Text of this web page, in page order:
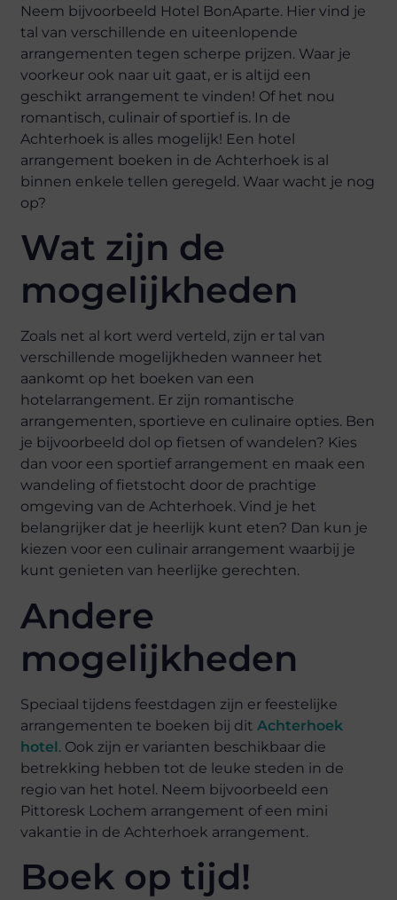
Neem bijvoorbeeld Hotel BonAparte. Hier vind je
tal van verschillende en uiteenlopende
arrangementen tegen scherpe prijzen. Waar je
voorkeur ook naar uit gaat, er is altijd een
geschikt arrangement te vinden! Of het nou
romantisch, culinair of sportief is. In de
Achterhoek is alles mogelijk! Een hotel
arrangement boeken in de Achterhoek is al
binnen enkele tellen geregeld. Waar wacht je nog
op?
Wat zijn de
mogelijkheden
Zoals net al kort werd verteld, zijn er tal van
verschillende mogelijkheden wanneer het
aankomt op het boeken van een
hotelarrangement. Er zijn romantische
arrangementen, sportieve en culinaire opties. Ben
je bijvoorbeeld dol op fietsen of wandelen? Kies
dan voor een sportief arrangement en maak een
wandeling of fietstocht door de prachtige
omgeving van de Achterhoek. Vind je het
belangrijker dat je heerlijk kunt eten? Dan kun je
kiezen voor een culinair arrangement waarbij je
kunt genieten van heerlijke gerechten.
Andere
mogelijkheden
Speciaal tijdens feestdagen zijn er feestelijke
arrangementen te boeken bij ditAchterhoek
hotel. Ook zijn er varianten beschikbaar die
betrekking hebben tot de leuke steden in de
regio van het hotel. Neem bijvoorbeeld een
Pittoresk Lochem arrangement of een mini
vakantie in de Achterhoek arrangement.
Boek op tijd!